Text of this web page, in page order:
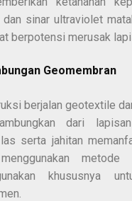
sinar ultraviolet
berpotensi merusak
Geomembran
berjalan geotextile
dari
serta jahitan
khususnya